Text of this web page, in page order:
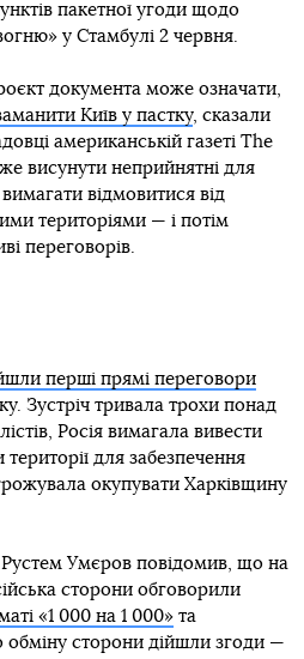
пакетної угоди щодо
у Стамбулі 2 червня.
документа може означати,
Київ у пастку, сказали
американській газеті The
висунути неприйнятні для
відмовитися від
територіями — і потім
переговорів.
перші прямі переговори
Зустріч тривала трохи понад
Росія вимагала вивести
території для забезпечення
окупувати Харківщину
Рустем Умєров повідомив, що на
сторони обговорили
«1 000 на 1 000» та
сторони дійшли згоди —